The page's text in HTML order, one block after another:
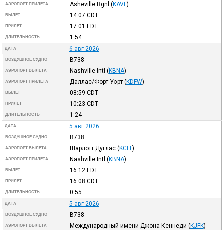
АЭРОПОРТ ПРИЛЕТА Asheville Rgnl (KAVL )
ВЫЛЕТ 14:07 CDT
ПРИЛЕТ 17:01 EDT
ДЛИТЕЛЬНОСТЬ 1:54
ДАТА 6 авг 2026
ВОЗДУШНОЕ СУДНО B738
АЭРОПОРТ ВЫЛЕТА Nashville Intl (KBNA)
АЭРОПОРТ ПРИЛЕТА Даллас/Форт-Уэрт (KDFW)
ВЫЛЕТ 08:59 CDT
ПРИЛЕТ 10:23 CDT
ДЛИТЕЛЬНОСТЬ 1:24
ДАТА 5 авг 2026
ВОЗДУШНОЕ СУДНО B738
АЭРОПОРТ ВЫЛЕТА Шарлотт Дуглас (KCLT)
АЭРОПОРТ ПРИЛЕТА Nashville Intl (KBNA)
ВЫЛЕТ 16:12 EDT
ПРИЛЕТ 16:08 CDT
ДЛИТЕЛЬНОСТЬ 0:55
ДАТА 5 авг 2026
ВОЗДУШНОЕ СУДНО B738
АЭРОПОРТ ВЫЛЕТА Международный имени Джона Кеннеди (KJFK)